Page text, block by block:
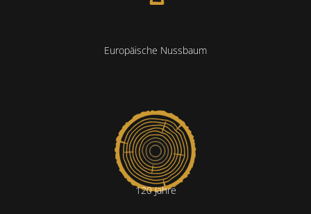
Europäische Nussbaum
120 Jahre